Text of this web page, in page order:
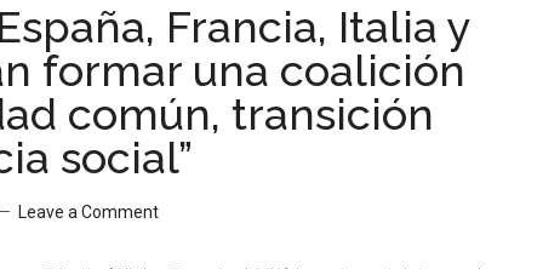
Francia, Italia y
formar una coalición
común, transición
social”
Leave a Comment